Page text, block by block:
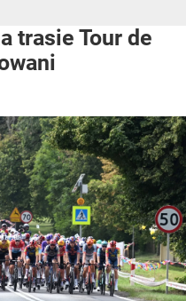
trasie Tour de